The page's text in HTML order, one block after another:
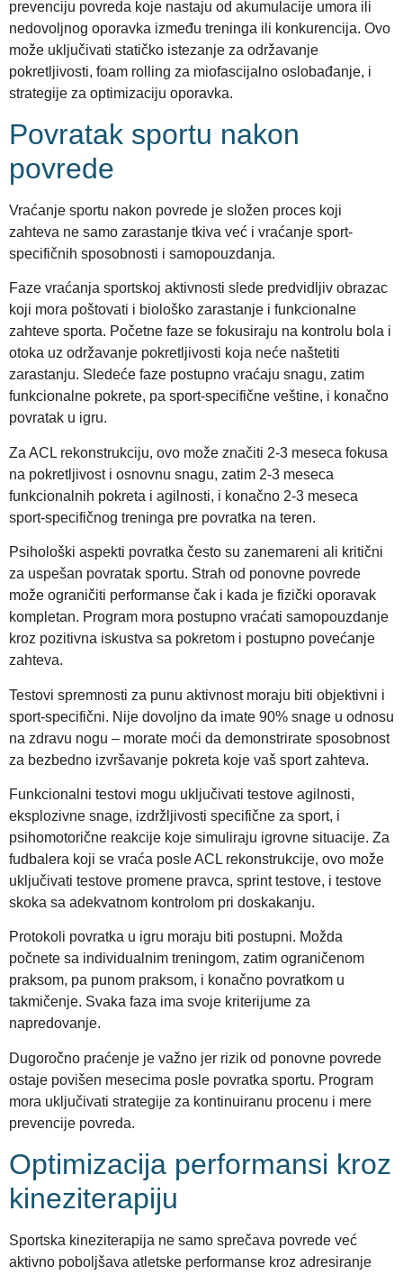
prevenciju povreda koje nastaju od akumulacije umora ili
nedovoljnog oporavka između treninga ili konkurencija. Ovo
može uključivati statičko istezanje za održavanje
pokretljivosti, foam rolling za miofascijalno oslobađanje, i
strategije za optimizaciju oporavka.
Povratak sportu nakon
povrede
Vraćanje sportu nakon povrede je složen proces koji
zahteva ne samo zarastanje tkiva već i vraćanje sport-
specifičnih sposobnosti i samopouzdanja.
Faze vraćanja sportskoj aktivnosti slede predvidljiv obrazac
koji mora poštovati i biološko zarastanje i funkcionalne
zahteve sporta. Početne faze se fokusiraju na kontrolu bola i
otoka uz održavanje pokretljivosti koja neće naštetiti
zarastanju. Sledeće faze postupno vraćaju snagu, zatim
funkcionalne pokrete, pa sport-specifične veštine, i konačno
povratak u igru.
Za ACL rekonstrukciju, ovo može značiti 2-3 meseca fokusa
na pokretljivost i osnovnu snagu, zatim 2-3 meseca
funkcionalnih pokreta i agilnosti, i konačno 2-3 meseca
sport-specifičnog treninga pre povratka na teren.
Psihološki aspekti povratka često su zanemareni ali kritični
za uspešan povratak sportu. Strah od ponovne povrede
može ograničiti performanse čak i kada je fizički oporavak
kompletan. Program mora postupno vraćati samopouzdanje
kroz pozitivna iskustva sa pokretom i postupno povećanje
zahteva.
Testovi spremnosti za punu aktivnost moraju biti objektivni i
sport-specifični. Nije dovoljno da imate 90% snage u odnosu
na zdravu nogu – morate moći da demonstrirate sposobnost
za bezbedno izvršavanje pokreta koje vaš sport zahteva.
Funkcionalni testovi mogu uključivati testove agilnosti,
eksplozivne snage, izdržljivosti specifične za sport, i
psihomotorične reakcije koje simuliraju igrovne situacije. Za
fudbalera koji se vraća posle ACL rekonstrukcije, ovo može
uključivati testove promene pravca, sprint testove, i testove
skoka sa adekvatnom kontrolom pri doskakanju.
Protokoli povratka u igru moraju biti postupni. Možda
počnete sa individualnim treningom, zatim ograničenom
praksom, pa punom praksom, i konačno povratkom u
takmičenje. Svaka faza ima svoje kriterijume za
napredovanje.
Dugoročno praćenje je važno jer rizik od ponovne povrede
ostaje povišen mesecima posle povratka sportu. Program
mora uključivati strategije za kontinuiranu procenu i mere
prevencije povreda.
Optimizacija performansi kroz
kineziterapiju
Sportska kineziterapija ne samo sprečava povrede već
aktivno poboljšava atletske performanse kroz adresiranje